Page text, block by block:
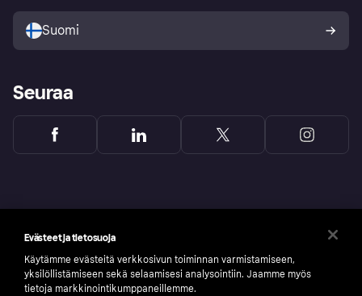
Ostajan turva
Suomi
Seuraa
Evästeet ja tietosuoja
Käytämme evästeitä verkkosivun toiminnan varmistamiseen,
yksilöllistämiseen sekä selaamisesi analysointiin. Jaamme myös
tietoja markkinointikumppaneillemme.